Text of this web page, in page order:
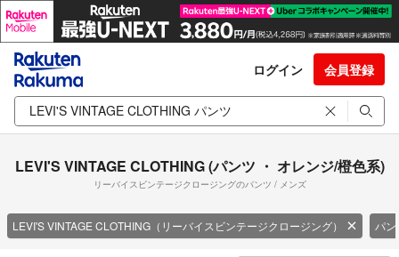
ログイン 会員登録
LEVI'S VINTAGE CLOTHING (パンツ ・ オレンジ/橙色系)
リーバイスビンテージクロージングのパンツ / メンズ
LEVI'S VINTAGE CLOTHING（リーバイスビンテージクロージング） パ